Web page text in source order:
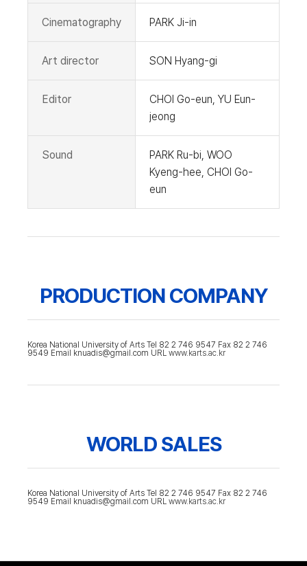
Cinematography PARK Ji-in
Art director SON Hyang-gi
Editor
CHOI Go-eun, YU Eun-
jeong
Sound
PARK Ru-bi, WOO
Kyeng-hee, CHOI Go-
eun
PRODUCTION COMPANY
Korea National University of Arts Tel 82 2 746 9547 Fax 82 2 746
9549 Email knuadis@gmail.com URL www.karts.ac.kr
WORLD SALES
Korea National University of Arts Tel 82 2 746 9547 Fax 82 2 746
9549 Email knuadis@gmail.com URL www.karts.ac.kr